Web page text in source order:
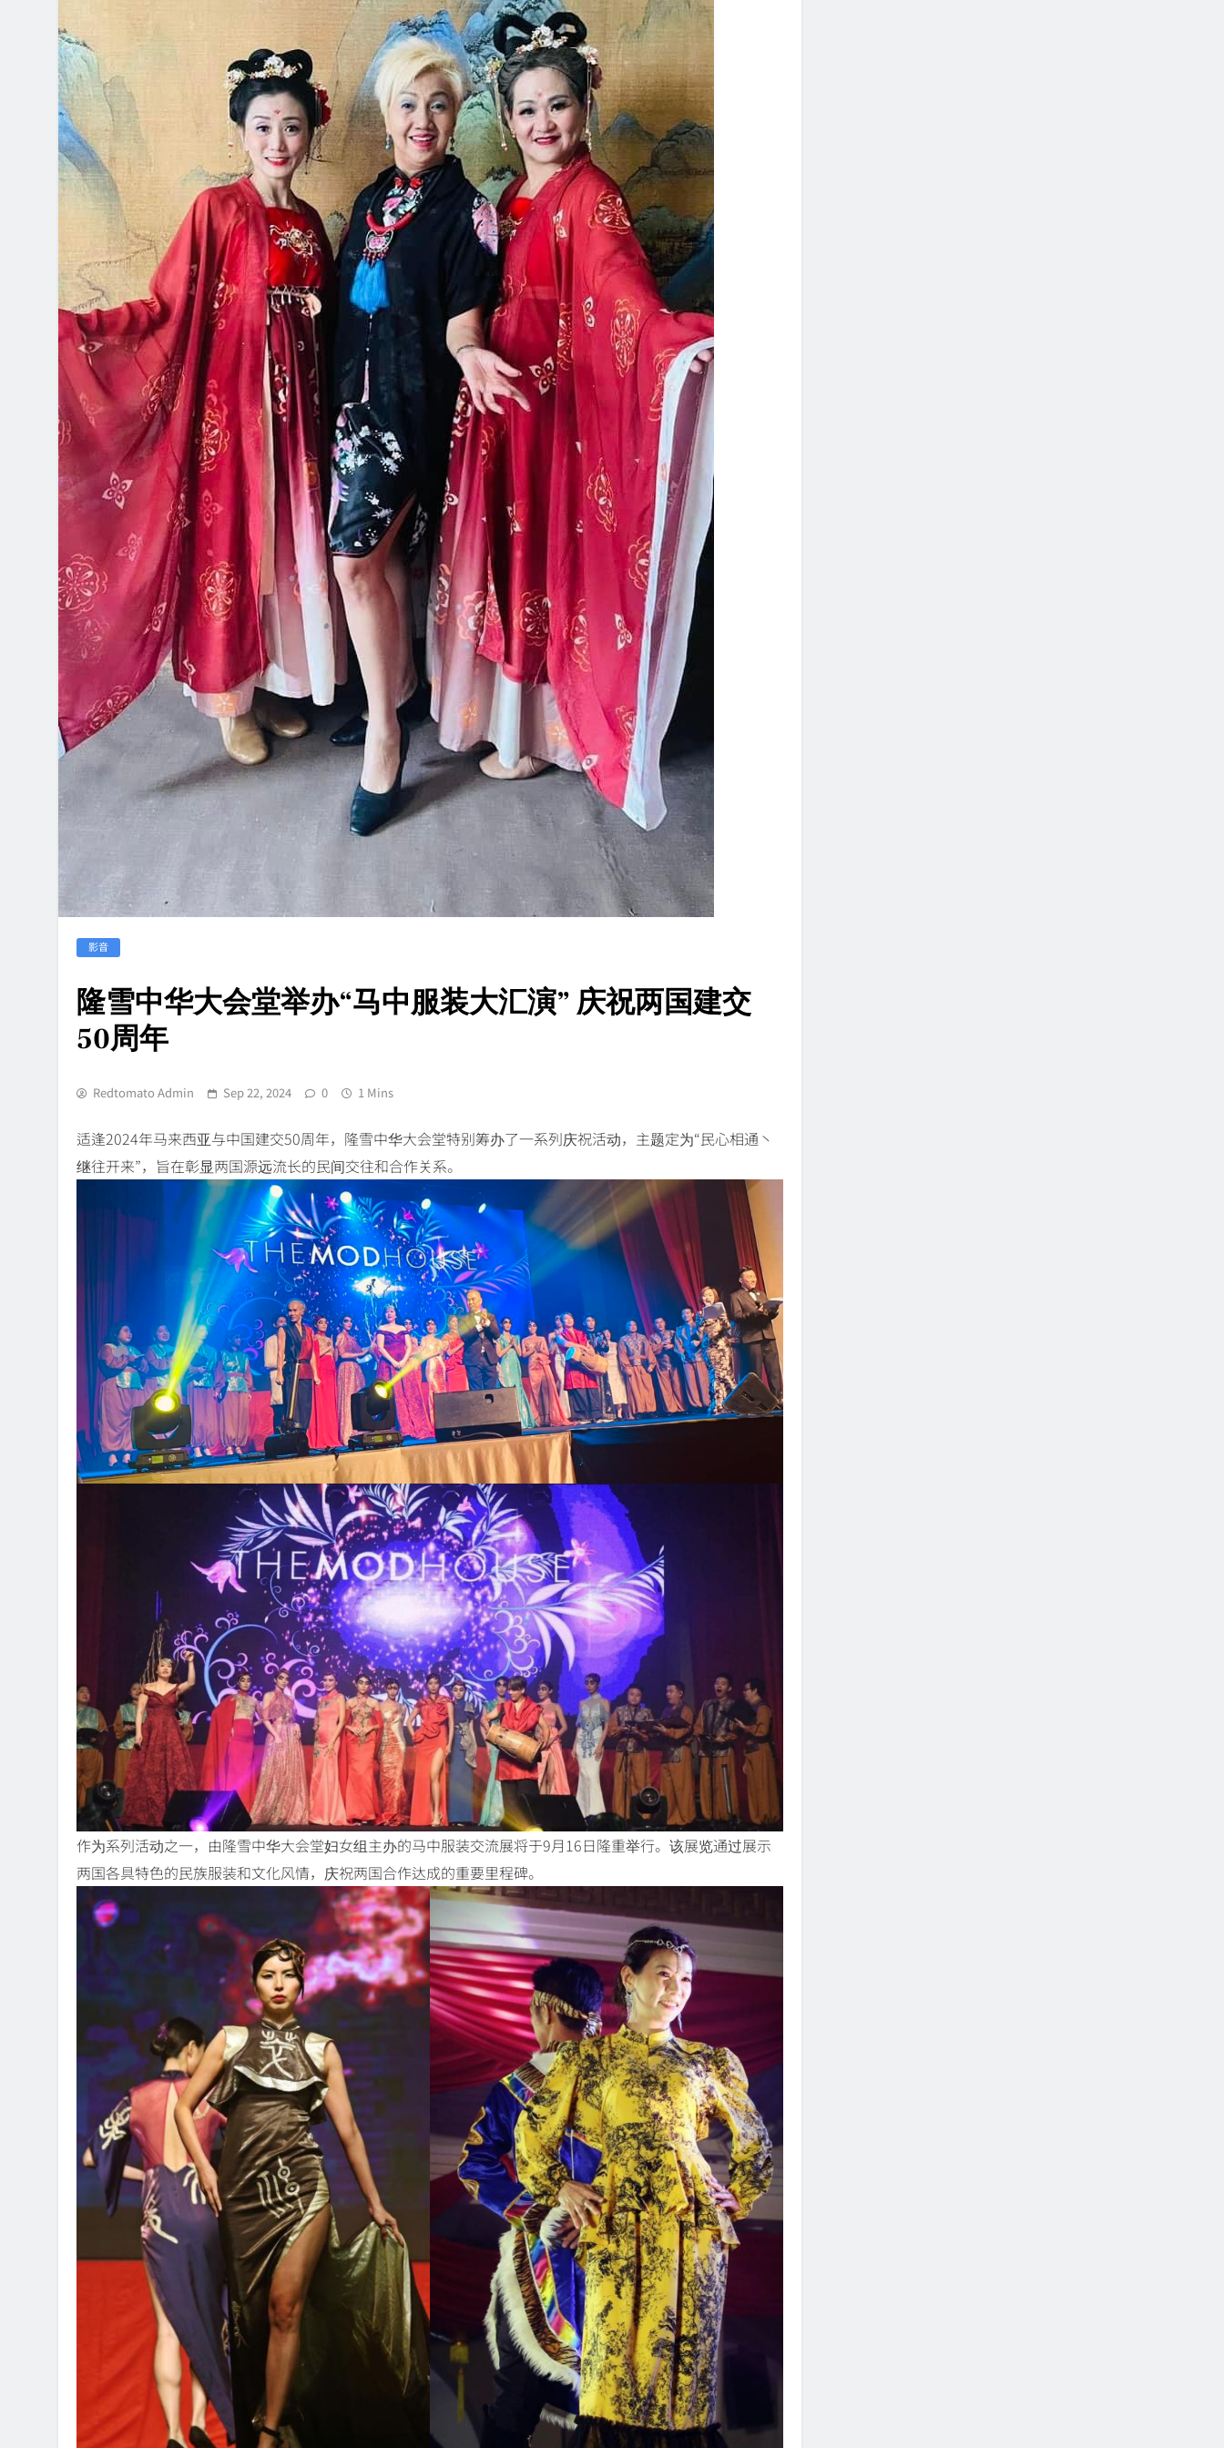
影音
隆雪中华大会堂举办“马中服装大汇演” 庆祝两国建交
50周年
Redtomato Admin Sep 22, 2024 0 1 Mins
适逢2024年马来西亚与中国建交50周年，隆雪中华大会堂特别筹办了一系列庆祝活动，主题定为“民心相通丶
继往开来”，旨在彰显两国源远流长的民间交往和合作关系。
作为系列活动之一，由隆雪中华大会堂妇女组主办的马中服装交流展将于9月16日隆重举行。该展览通过展示
两国各具特色的民族服装和文化风情，庆祝两国合作达成的重要里程碑。